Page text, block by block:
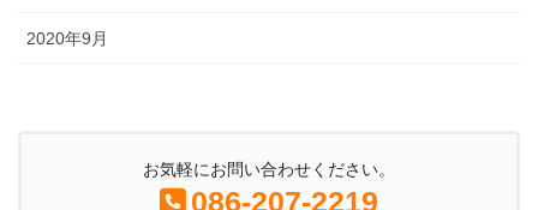
2020年9月
お気軽にお問い合わせください。
086-207-2219